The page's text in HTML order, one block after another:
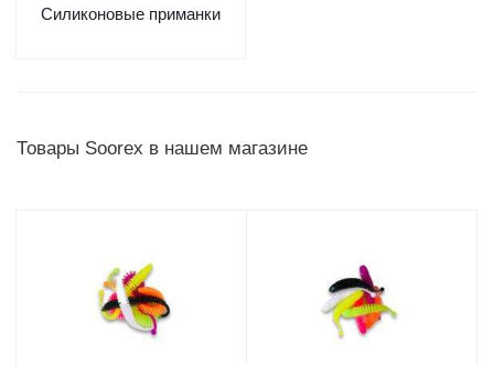
Cиликоновые приманки
Товары Soorex в нашем магазине